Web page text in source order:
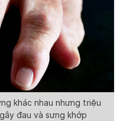
khác nhau nhưng triệu
đau và sưng khớp